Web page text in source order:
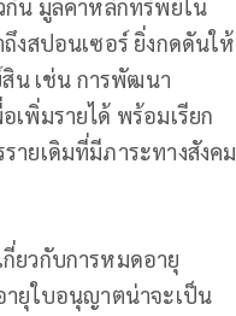
กัน มูลค่าหลักทรัพย์ใน
งสปอนเซอร์ ยิ่งกดดันให้
น เช่น การพัฒนา
พิ่มรายได้ พร้อมเรียก
ายเดิมที่มีภาระทางสังคม
ยวกับการหมดอายุ
ยุใบอนุญาตน่าจะเป็น